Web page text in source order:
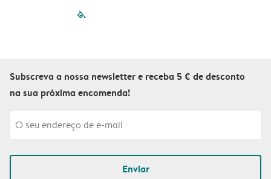
filled-pagination
Subscreva a nossa newsletter e receba 5 € de desconto
na sua próxima encomenda!
Enviar